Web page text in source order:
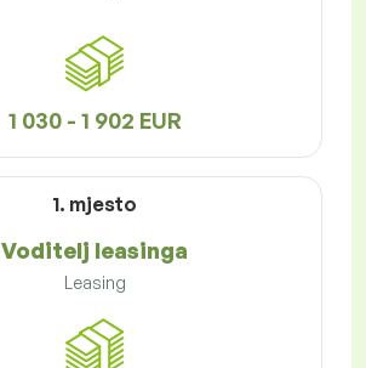
1 030 - 1 902 EUR
1. mjesto
Voditelj leasinga
Leasing